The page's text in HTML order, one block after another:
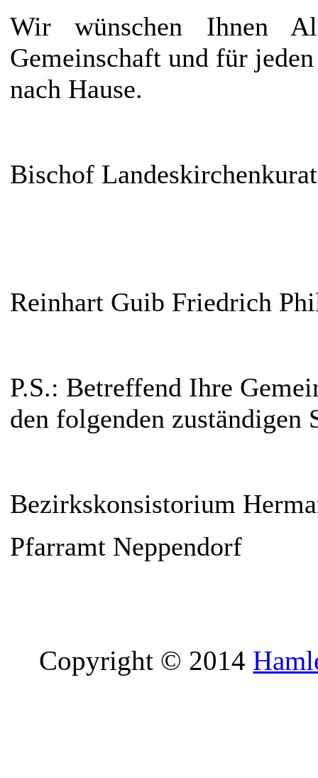
Wir wünschen Ihnen
Gemeinschaft und für
nach Hause.
Bischof
Reinhart Guib Friedrich
P.S.: Betreffend Ihre
den folgenden zuständigen
Bezirkskonsistorium
Pfarramt Neppendorf
Copyright © 2014